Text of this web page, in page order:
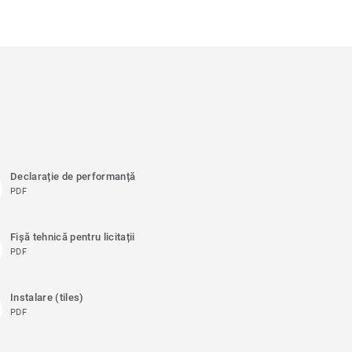
Declarație de performanță
PDF
Fișă tehnică pentru licitații
PDF
Instalare (tiles)
PDF